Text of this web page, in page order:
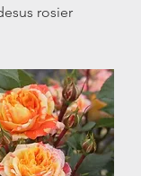
rosier